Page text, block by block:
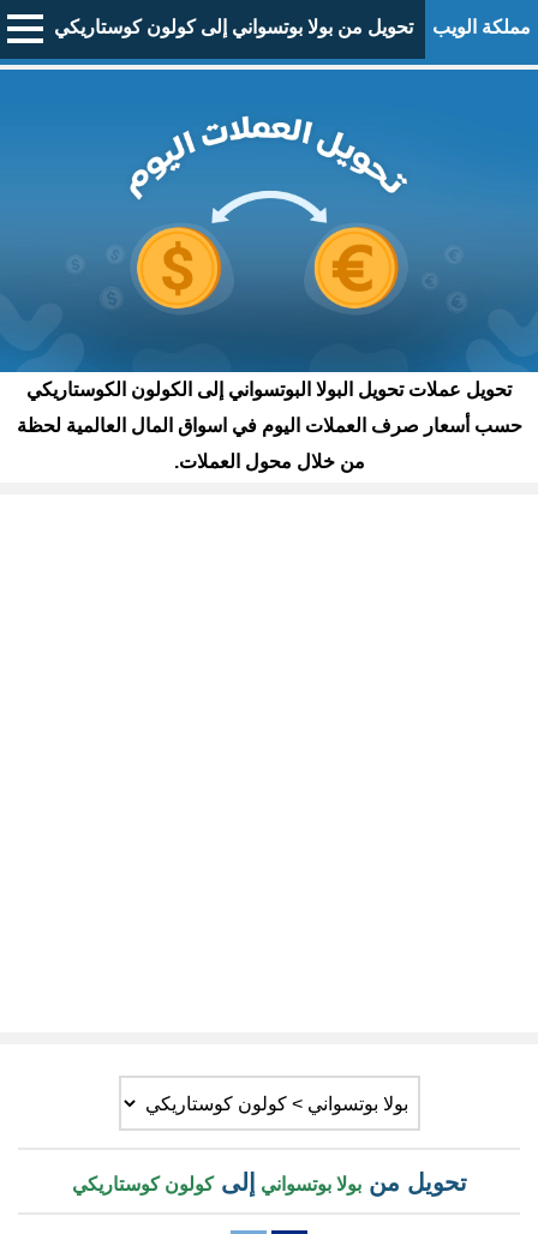
مملكة الويب تحويل من بولا بوتسواني إلى كولون كوستاريكي
تحويل عملات تحويل البولا البوتسواني إلى الكولون الكوستاريكي
حسب أسعار صرف العملات اليوم في اسواق المال العالمية لحظة
من خلال محول العملات.
تحويل منبولا بوتسواني إلىكولون كوستاريكي